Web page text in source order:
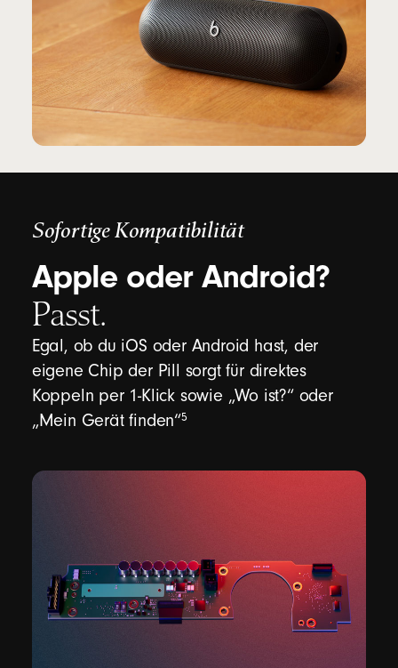
Sofortige Kompatibilität
Apple oder Android?
Passt.
Egal, ob du iOS oder Android hast, der
eigene Chip der Pill sorgt für direktes
Koppeln per 1-Klick sowie „Wo ist?“ oder
„Mein Gerät finden“footnote
⁠⁠5